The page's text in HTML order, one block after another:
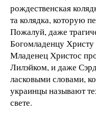
рождественская
та колядка, которую
Пожалуй, даже
Богомладенцу
Младенец Христос
Лилэйком, и даже
ласковыми словами,
украинцы называют
свете.